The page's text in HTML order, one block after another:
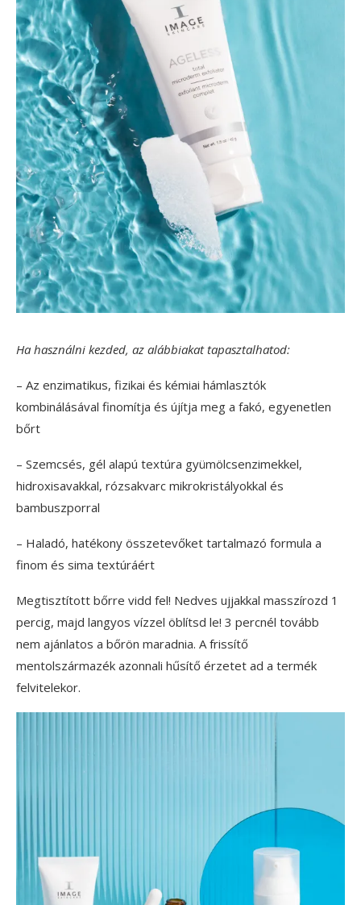
Ha használni kezded, az alábbiakat tapasztalhatod:
– Az enzimatikus, fizikai és kémiai hámlasztók
kombinálásával finomítja és újítja meg a fakó, egyenetlen
bőrt
– Szemcsés, gél alapú textúra gyümölcsenzimekkel,
hidroxisavakkal, rózsakvarc mikrokristályokkal és
bambuszporral
– Haladó, hatékony összetevőket tartalmazó formula a
finom és sima textúráért
Megtisztított bőrre vidd fel! Nedves ujjakkal masszírozd 1
percig, majd langyos vízzel öblítsd le! 3 percnél tovább
nem ajánlatos a bőrön maradnia. A frissítő
mentolszármazék azonnali hűsítő érzetet ad a termék
felvitelekor.